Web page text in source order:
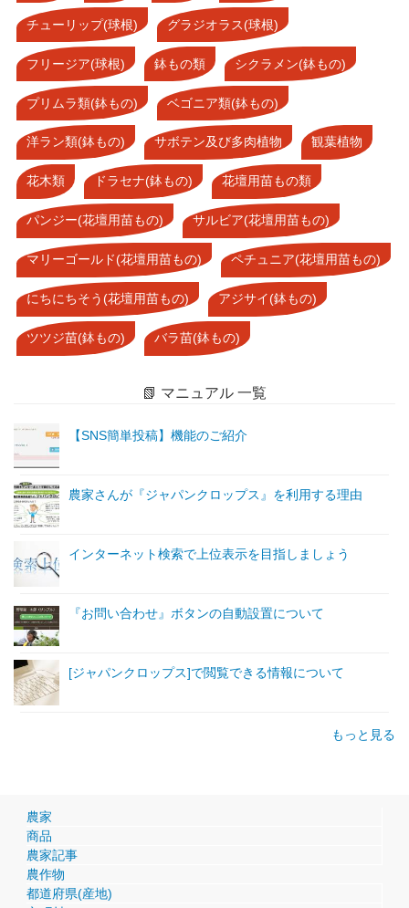
チューリップ(球根) グラジオラス(球根)
フリージア(球根) 鉢もの類 シクラメン(鉢もの)
プリムラ類(鉢もの) ベゴニア類(鉢もの)
洋ラン類(鉢もの) サボテン及び多肉植物 観葉植物
花木類 ドラセナ(鉢もの) 花壇用苗もの類
パンジー(花壇用苗もの) サルビア(花壇用苗もの)
マリーゴールド(花壇用苗もの) ペチュニア(花壇用苗もの)
にちにちそう(花壇用苗もの) アジサイ(鉢もの)
ツツジ苗(鉢もの) バラ苗(鉢もの)
📗 マニュアル 一覧
【SNS簡単投稿】機能のご紹介
農家さんが『ジャパンクロップス』を利用する理由
インターネット検索で上位表示を目指しましょう
『お問い合わせ』ボタンの自動設置について
[ジャパンクロップス]で閲覧できる情報について
もっと見る
農家
商品
農家記事
農作物
都道府県(産地)